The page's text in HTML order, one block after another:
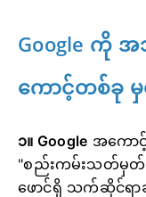
Google ကို အ
ကောင့်တစ်ခု
၁။ Google အကော
"စည်းကမ်းသတ်မှတ်ခ
ဖောင်ရှိ သက်ဆိုင်ရ